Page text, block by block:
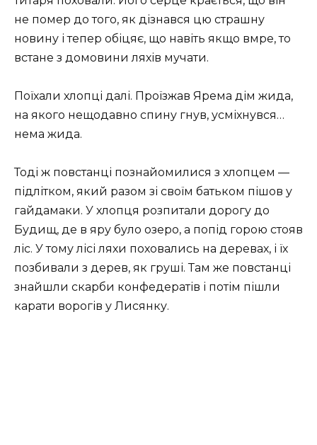
не помер до того, як дізнався цю страшну
новину і тепер обіцяє, що навіть якщо вмре, то
встане з домовини ляхів мучати.
Поїхали хлопці далі. Проїзжав Ярема дім жида,
на якого нещодавно спину гнув, усміхнувся…
нема жида.
Тоді ж повстанці познайомилися з хлопцем —
підлітком, який разом зі своїм батьком пішов у
гайдамаки. У хлопця розпитали дорогу до
Будищ, де в яру було озеро, а попід горою стояв
ліс. У тому лісі ляхи поховались на деревах, і їх
позбивали з дерев, як груші. Там же повстанці
знайшли скарби конфедератів і потім пішли
карати ворогів у Лисянку.